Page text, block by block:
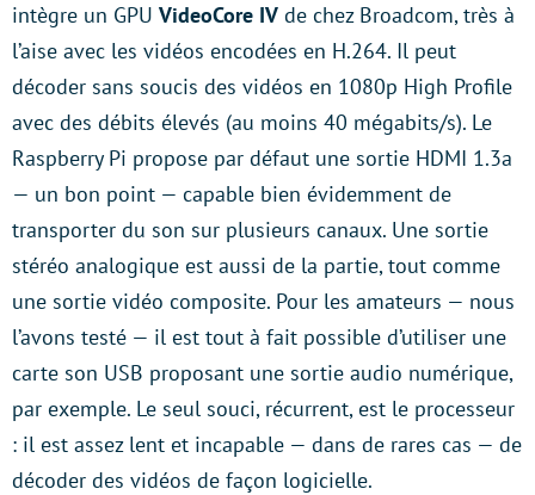
intègre un GPU VideoCore IV de chez Broadcom, très à
l’aise avec les vidéos encodées en H.264. Il peut
décoder sans soucis des vidéos en 1080p High Profile
avec des débits élevés (au moins 40 mégabits/s). Le
Raspberry Pi propose par défaut une sortie HDMI 1.3a
— un bon point — capable bien évidemment de
transporter du son sur plusieurs canaux. Une sortie
stéréo analogique est aussi de la partie, tout comme
une sortie vidéo composite. Pour les amateurs — nous
l’avons testé — il est tout à fait possible d’utiliser une
carte son USB proposant une sortie audio numérique,
par exemple. Le seul souci, récurrent, est le processeur
: il est assez lent et incapable — dans de rares cas — de
décoder des vidéos de façon logicielle.